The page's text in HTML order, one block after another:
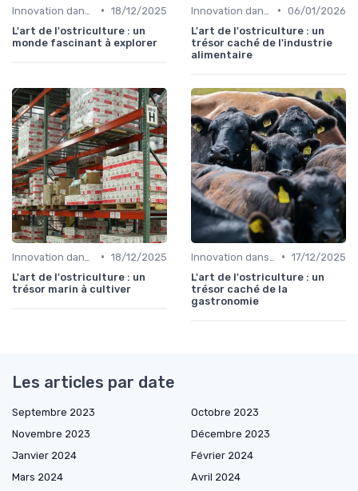
• 18/12/2025
L'art de l'ostriculture : un
monde fascinant à explorer
• 06/01/2026
L'art de l'ostriculture : un
trésor caché de l'industrie
alimentaire
• 18/12/2025
L'art de l'ostriculture : un
trésor marin à cultiver
• 17/12/2025
L'art de l'ostriculture : un
trésor caché de la
gastronomie
Les articles par date
Septembre 2023
Octobre 2023
Novembre 2023
Décembre 2023
Janvier 2024
Février 2024
Mars 2024
Avril 2024